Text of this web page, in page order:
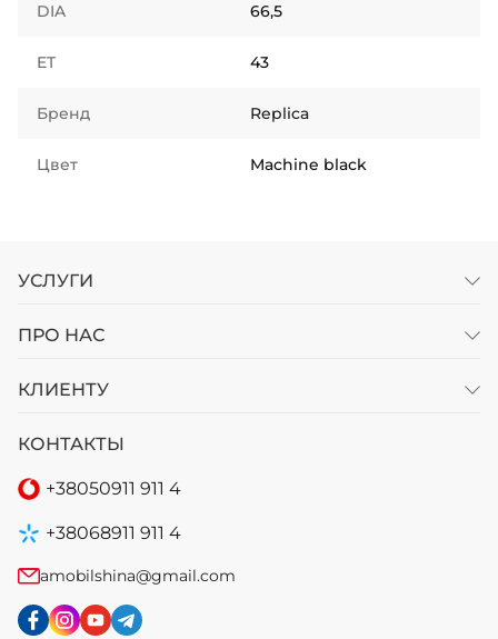
DIA 66,5
ET 43
Бренд Replica
Цвет Machine black
УСЛУГИ
ПРО НАС
КЛИЕНТУ
КОНТАКТЫ
+38050911 911 4
+38068911 911 4
amobilshina@gmail.com